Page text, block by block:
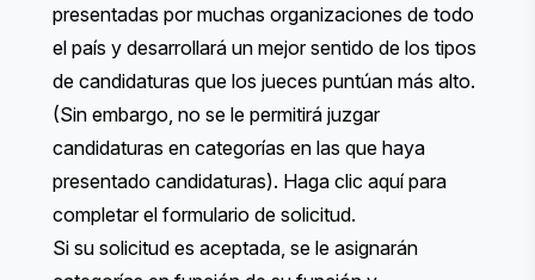
presentadas por muchas organizaciones de todo
el país y desarrollará un mejor sentido de los tipos
de candidaturas que los jueces puntúan más alto.
(Sin embargo, no se le permitirá juzgar
candidaturas en categorías en las que haya
presentado candidaturas). Haga clic aquípara
completar el formulario de solicitud.
Si su solicitud es aceptada, se le asignarán